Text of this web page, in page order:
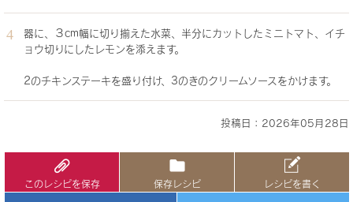
器に、３cm幅に切り揃えた水菜、半分にカットしたミニトマト、イチ
ョウ切りにしたレモンを添えます。
2のチキンステーキを盛り付け、3のきのクリームソースをかけます。
投稿日：2026年05月28日
このレシピを保存 保存レシピ レシピを書く